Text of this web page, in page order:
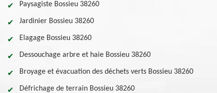
Paysagiste Bossieu 38260
Jardinier Bossieu 38260
Elagage Bossieu 38260
Dessouchage arbre et haie Bossieu 38260
Broyage et évacuation des déchets verts Bossieu 38260
Défrichage de terrain Bossieu 38260